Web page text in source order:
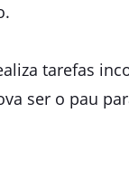
tarefas
ser o pau